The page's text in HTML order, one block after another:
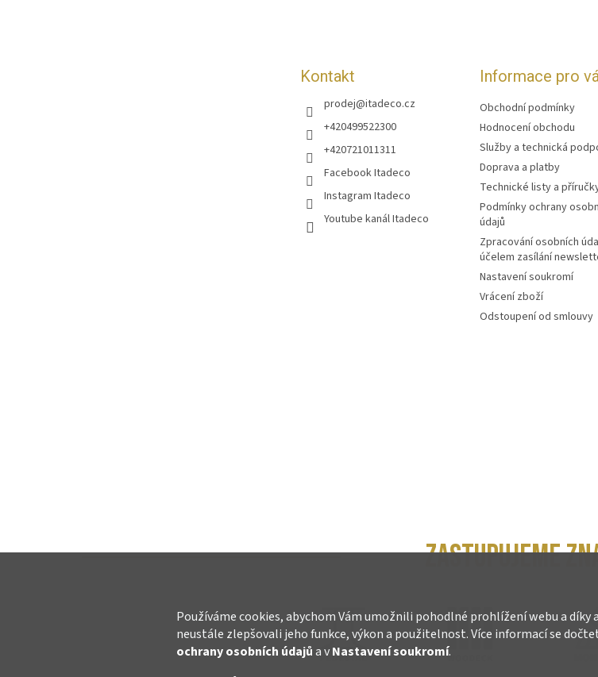
Používáme cookies, abychom Vám umožnili pohodlné prohlížení webu a díky
neustále zlepšovali jeho funkce, výkon a použitelnost. Více informací se
ochrany osobních údajůa vNastavení soukromí.
Kontakt
prodej@itadeco.cz
+420499522300
+420721011311
Facebook Itadeco
Instagram Itadeco
Youtube kanál Itadeco
Informace pro
Obchodní podmínky
Hodnocení obchodu
Služby a technická
Doprava a platby
Technické listy a
Podmínky ochrany
údajů
Zpracování osobních
účelem zasílání
Nastavení soukromí
Vrácení zboží
Odstoupení od smlouvy
ZASTUPUJEME